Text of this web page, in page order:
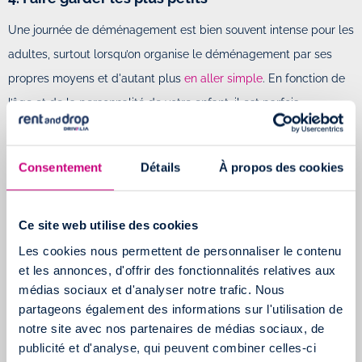
Consentement Détails À propos des cookies
Ce site web utilise des cookies
Les cookies nous permettent de personnaliser le contenu
et les annonces, d'offrir des fonctionnalités relatives aux
médias sociaux et d'analyser notre trafic. Nous
partageons également des informations sur l'utilisation de
notre site avec nos partenaires de médias sociaux, de
publicité et d'analyse, qui peuvent combiner celles-ci
Une journée de déménagement est bien souvent intense pour les
adultes, surtout lorsqu’on organise le déménagement par ses
propres moyens et d'autant plus en aller simple. En fonction de
l’âge et de la personnalité de votre enfant, il est parfois
préférable dele faire garder par un membre ou un ami proche de
pleurs inutiles.
et le nouveau logement se remplir. La décision revient aux
parents mais il est préférable d’en discuter avec les personnes
qui interagissent de manière régulière avec votre enfant
(nourrice, amis, grands parents etc.) pour connaître leur opinion
sur le sujet.